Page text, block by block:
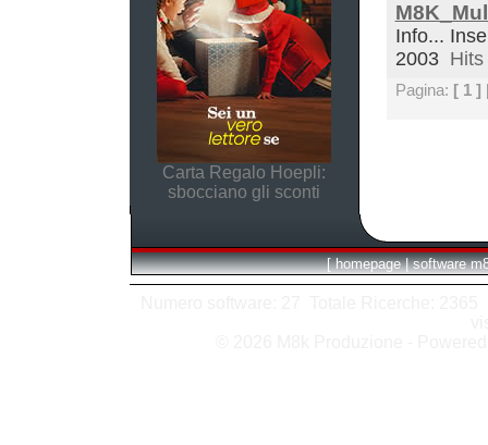
Carta Regalo Hoepli:
sbocciano gli sconti
Info...
2003
Pagina: [ 1 ]
[ homepage | software